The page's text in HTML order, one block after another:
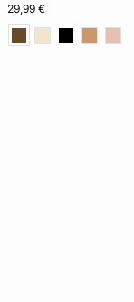
29,99 €